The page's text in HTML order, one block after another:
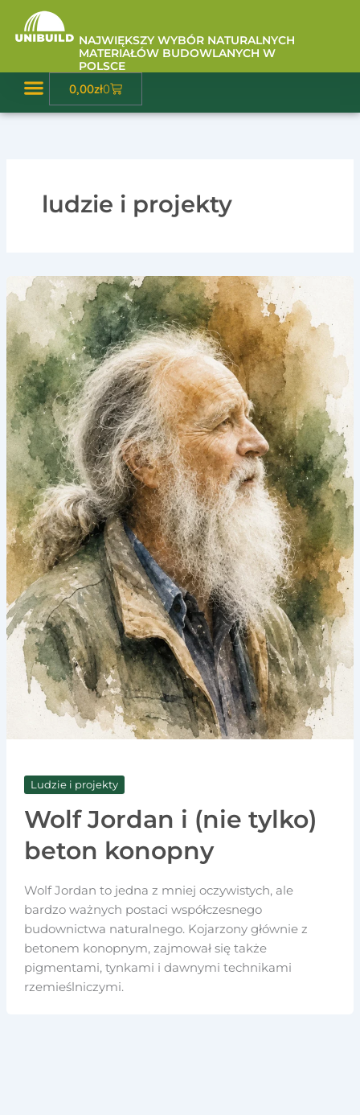
Przejdź
NAJWIĘKSZY WYBÓR NATURALNYCH
MATERIAŁÓW BUDOWLANYCH W
POLSCE
0,00zł0
Wózek
ludzie i projekty
Ludzie i projekty
Wolf Jordan i (nie tylko)
beton konopny
Wolf Jordan to jedna z mniej oczywistych, ale
bardzo ważnych postaci współczesnego
budownictwa naturalnego. Kojarzony głównie z
betonem konopnym, zajmował się także
pigmentami, tynkami i dawnymi technikami
rzemieślniczymi.